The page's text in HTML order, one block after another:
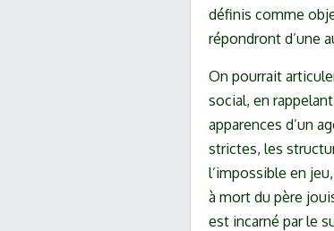
définis comme
répondront d’une
On pourrait
social, en
apparences d’un
strictes, les
l’impossible en
à mort du père
est incarné par le